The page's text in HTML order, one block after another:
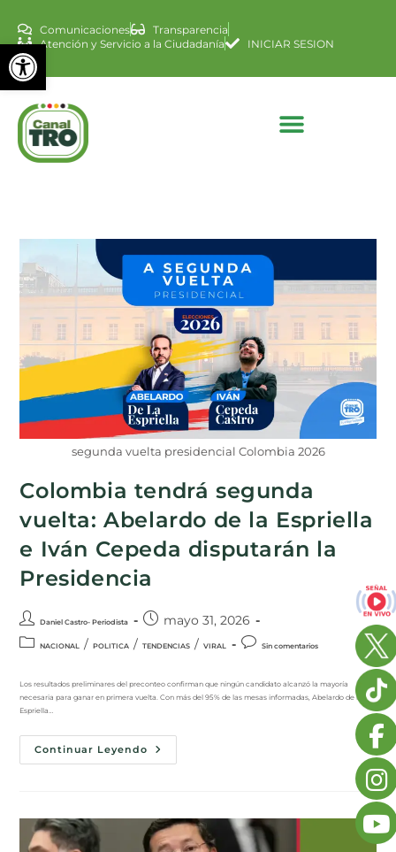
Abrir barra de
Comunicaciones
Transparencia
Atención y Servicio a la Ciudadanía
INICIAR SESION
segunda vuelta presidencial Colombia 2026
Colombia tendrá segunda
vuelta: Abelardo de la Espriella
e Iván Cepeda disputarán la
Presidencia
Daniel Castro- Periodista mayo 31, 2026
NACIONAL / POLITICA / TENDENCIAS / VIRAL Sin comentarios
Los resultados preliminares del preconteo confirman que ningún candidato alcanzó la mayoría
necesaria para ganar en primera vuelta. Con más del 95% de las mesas informadas, Abelardo de la
Espriella…
Continuar Leyendo